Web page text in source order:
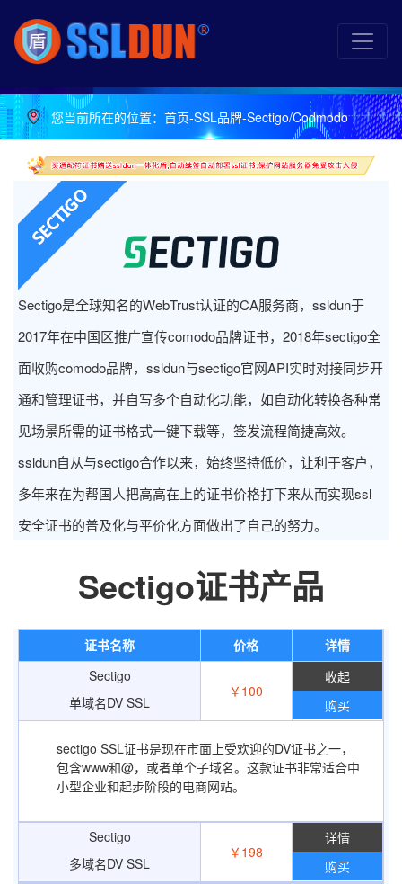
您当前所在的位置： 首页-SSL品牌-Sectigo/Codmodo
Sectigo是全球知名的WebTrust认证的CA服务商，ssldun于
2017年在中国区推广宣传comodo品牌证书，2018年sectigo全
面收购comodo品牌，ssldun与sectigo官网API实时对接同步开
通和管理证书，并自写多个自动化功能，如自动化转换各种常
见场景所需的证书格式一键下载等，签发流程简捷高效。
ssldun自从与sectigo合作以来，始终坚持低价，让利于客户，
多年来在为帮国人把高高在上的证书价格打下来从而实现ssl
安全证书的普及化与平价化方面做出了自己的努力。
Sectigo证书产品
证书名称 价格
详情
Sectigo
单域名DV SSL
￥100
购买
sectigo SSL证书是现在市面上受欢迎的DV证书之一，
包含www和@，或者单个子域名。这款证书非常适合中
小型企业和起步阶段的电商网站。
Sectigo
多域名DV SSL
￥198
购买